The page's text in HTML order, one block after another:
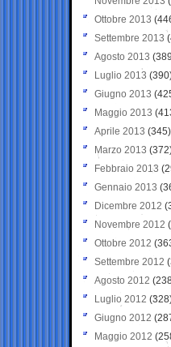
Ottobre 2013
Settembre 2013
Agosto 2013
Luglio 2013
Giugno 2013
Maggio 2013
Aprile 2013 (345)
Marzo 2013
Febbraio 2013
Gennaio 2013
Dicembre 2012
Novembre 2012
Ottobre 2012
Settembre 2012
Agosto 2012
Luglio 2012
Giugno 2012
Maggio 2012